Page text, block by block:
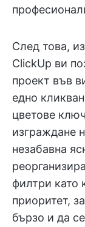
След това,
ClickUp ви
проект във
едно
цветове
изграждане
незабавна
филтри като
приоритет,
бързо и да